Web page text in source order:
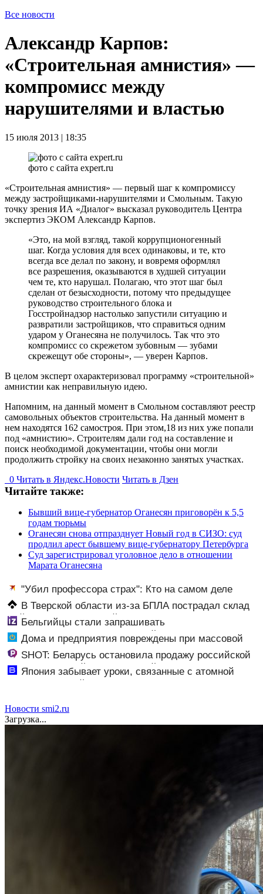
Все новости
Александр Карпов:
«Строительная амнистия» —
компромисс между
нарушителями и властью
15 июля 2013 | 18:35
фото с сайта expert.ru
«Строительная амнистия» — первый шаг к компромиссу
между застройщиками-нарушителями и Смольным. Такую
точку зрения ИА «Диалог» высказал руководитель Центра
экспертиз ЭКОМ Александр Карпов.
«Это, на мой взгляд, такой коррупционогенный
шаг. Когда условия для всех одинаковы, и те, кто
всегда все делал по закону, и вовремя оформлял
все разрешения, оказываются в худшей ситуации
чем те, кто нарушал. Полагаю, что этот шаг был
сделан от безысходности, потому что предыдущее
руководство строительного блока и
Госстройнадзор настолько запустили ситуацию и
развратили застройщиков, что справиться одним
ударом у Оганесяна не получилось. Так что это
компромисс со скрежетом зубовным — зубами
скрежещут обе стороны», — уверен Карпов.
В целом эксперт охарактеризовал программу «строительной»
амнистии как неправильную идею.
Напомним, на данный момент в Смольном составляют реестр
самовольных объектов строительства. На данный момент в
нем находятся 162 самостроя. При этом,18 из них уже попали
под «амнистию». Строителям дали год на составление и
поиск необходимой документации, чтобы они могли
продолжить стройку на своих незаконно занятых участках.
0 Читать в Яндекс.Новости Читать в Дзен
Читайте также:
Бывший вице-губернатор Оганесян приговорён к 5,5
годам тюрьмы
Оганесян снова отпразднует Новый год в СИЗО: суд
продлил арест бывшему вице-губернатору Петербурга
Суд зарегистрировал уголовное дело в отношении
Марата Оганесяна
"Убил профессора страх": Кто на самом деле
виноват в смерти ученого Зезина, остановившего
мальчишек на поле с горохом
В Тверской области из-за БПЛА пострадал склад
Вайлдберриз и постройки в СНТ – Новости Твери и
городов Тверской области сегодня - Afanasy.biz –
Тверские новости. Новости
Бельгийцы стали запрашивать
«визы традиционных ценностей» в посольстве РФ
Дома и предприятия повреждены при массовой
атаке беспилотников ВСУ на Воронежскую область
SHOT: Беларусь остановила продажу российской
халвы, в которой нашли кадмий
Япония забывает уроки, связанные с атомной
бомбардировкой Хиросимы и Нагасаки - Новости на
Новости smi2.ru
Загрузка...